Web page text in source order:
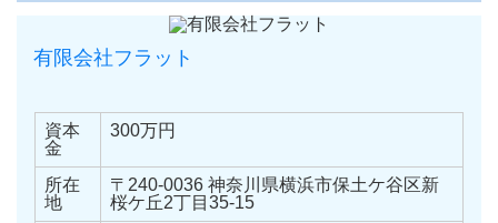
有限会社フラット
資本
金
300万円
所在
地
〒240-0036 神奈川県横浜市保土ケ谷区新
桜ケ丘2丁目35-15